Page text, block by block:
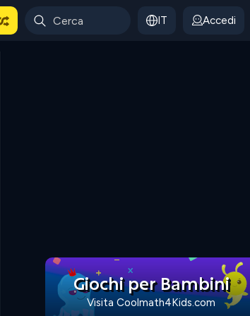
IT Accedi
Giochi per Bambini
Visita Coolmath4Kids.com